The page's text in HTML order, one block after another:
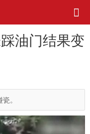
油门结果变
。